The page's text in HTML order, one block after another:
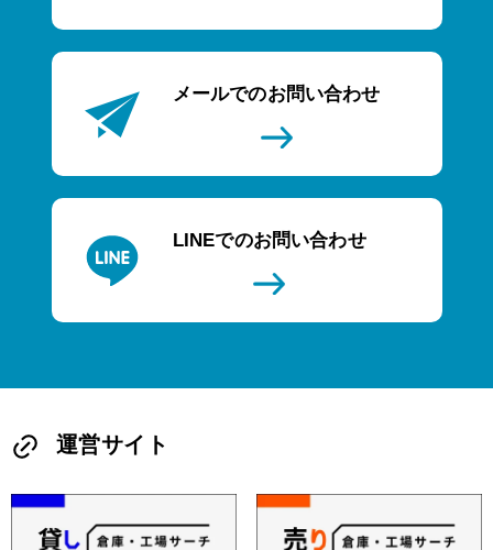
メールでのお問い合わせ
LINEでのお問い合わせ
運営サイト